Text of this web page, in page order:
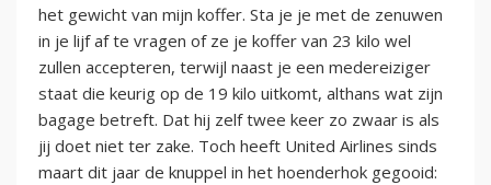
het gewicht van mijn koffer. Sta je je met de zenuwen
in je lijf af te vragen of ze je koffer van 23 kilo wel
zullen accepteren, terwijl naast je een medereiziger
staat die keurig op de 19 kilo uitkomt, althans wat zijn
bagage betreft. Dat hij zelf twee keer zo zwaar is als
jij doet niet ter zake. Toch heeft United Airlines sinds
maart dit jaar de knuppel in het hoenderhok gegooid: